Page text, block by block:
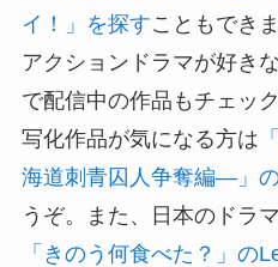
イ！」を探すこともできま
アクションドラマが好き
で配信中の作品もチェッ
写化作品が気になる方は
海道刺青囚人争奪編―」
うぞ。また、日本のドラ
「きのう何食べた？」の